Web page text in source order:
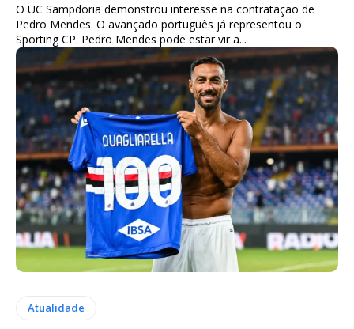
O UC Sampdoria demonstrou interesse na contratação de
Pedro Mendes. O avançado português já representou o
Sporting CP. Pedro Mendes pode estar vir a...
Atualidade